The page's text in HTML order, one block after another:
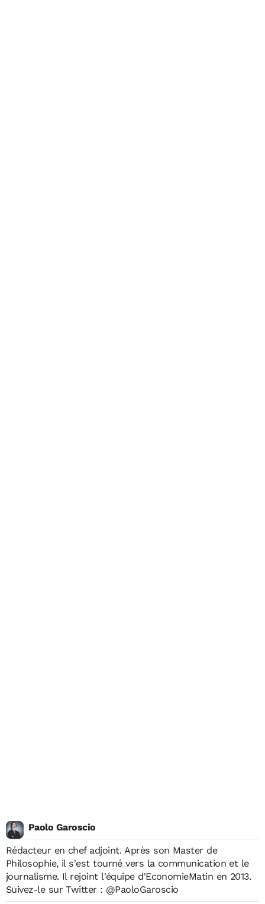
Paolo Garoscio
Rédacteur en chef adjoint. Après son Master de
Philosophie, il s'est tourné vers la communication et le
journalisme. Il rejoint l'équipe d'EconomieMatin en 2013.
Suivez-le sur Twitter : @PaoloGaroscio